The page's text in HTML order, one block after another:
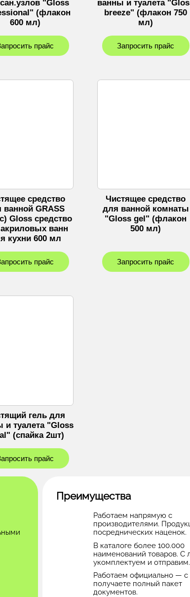
"Gloss
(флакон
600 мл)
прайс
ванны и туалета
breeze" (флакон 750
мл)
Запросить прайс
средство
ванной GRASS
Gloss средство
ванн
кухни 600 мл
прайс
Чистящее средство
для ванной комнаты
"Gloss gel" (флакон
500 мл)
Запросить прайс
гель для
и туалета "Gloss
(спайка 2шт)
прайс
Преимущества
Работаем напрямую с
производителями.
посреднических наценок.
В каталоге более 100.000
наименований товаров. С
укомплектуем и отправим.
Работаем официально — с
получаете полный пакет
документов.